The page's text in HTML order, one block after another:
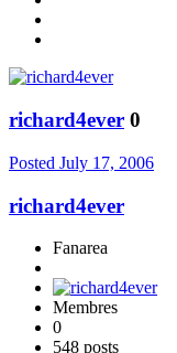
richard4ever 0
Posted July 17, 2006
richard4ever
Fanarea
Membres
0
548 posts